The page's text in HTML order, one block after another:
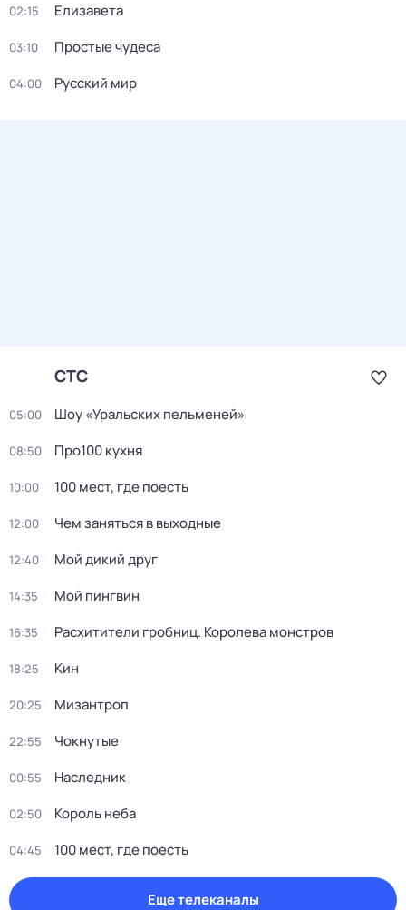
02:15 Елизавета
03:10 Простые чудеса
04:00 Русский мир
СТС
05:00 Шоу «Уральских пельменей»
08:50 Про100 кухня
10:00 100 мест, гдe поеcть
12:00 Чем заняться в выходные
12:40 Мой дикий друг
14:35 Мой пингвин
16:35 Расхитители гробниц. Королева монстров
18:25 Кин
20:25 Мизантроп
22:55 Чокнутые
00:55 Наследник
02:50 Король неба
04:45 100 мест, гдe поеcть
Еще телеканалы